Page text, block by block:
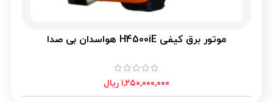
موتور برق کیفی H4500iE هواسدان بی صدا
۱,۲۵۰,۰۰۰,۰۰۰ ریال